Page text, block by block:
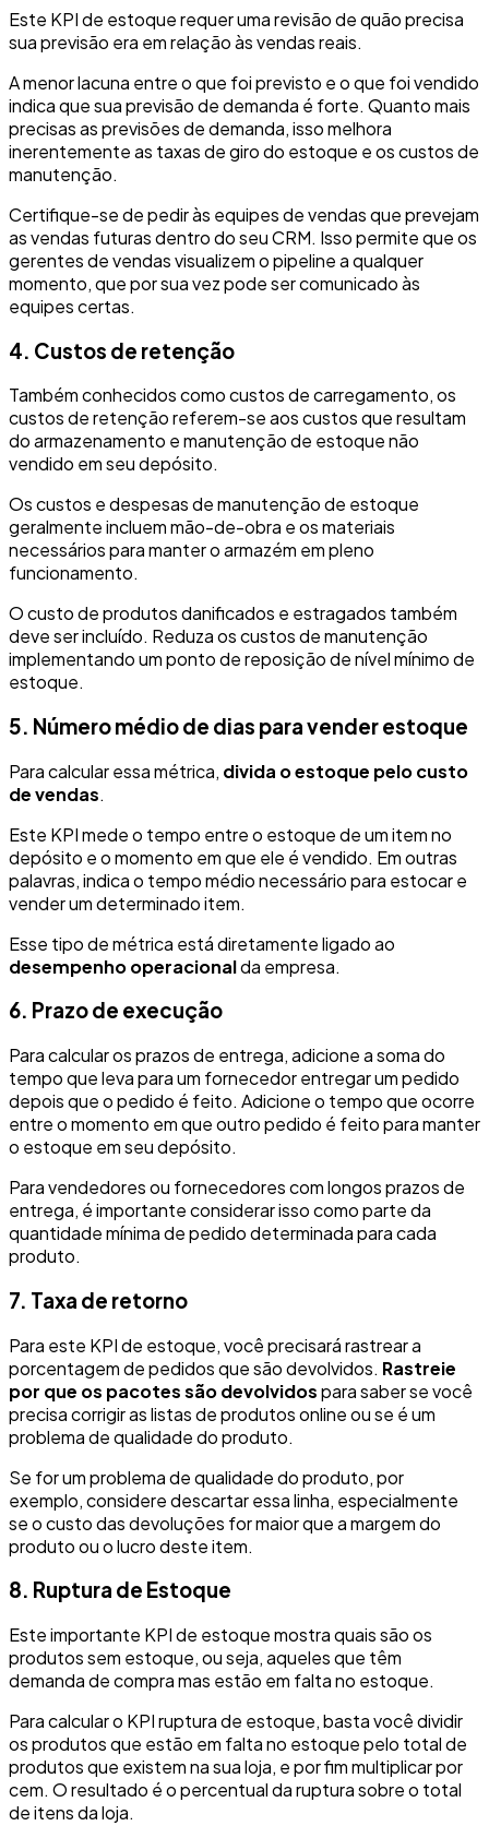
Este KPI de estoque requer uma revisão de quão precisa
sua previsão era em relação às vendas reais.
A menor lacuna entre o que foi previsto e o que foi vendido
indica que sua previsão de demanda é forte. Quanto mais
precisas as previsões de demanda, isso melhora
inerentemente as taxas de giro do estoque e os custos de
manutenção.
Certifique-se de pedir às equipes de vendas que prevejam
as vendas futuras dentro do seu CRM. Isso permite que os
gerentes de vendas visualizem o pipeline a qualquer
momento, que por sua vez pode ser comunicado às
equipes certas.
4. Custos de retenção
Também conhecidos como custos de carregamento, os
custos de retenção referem-se aos custos que resultam
do armazenamento e manutenção de estoque não
vendido em seu depósito.
Os custos e despesas de manutenção de estoque
geralmente incluem mão-de-obra e os materiais
necessários para manter o armazém em pleno
funcionamento.
O custo de produtos danificados e estragados também
deve ser incluído. Reduza os custos de manutenção
implementando um ponto de reposição de nível mínimo de
estoque.
5. Número médio de dias para vender estoque
Para calcular essa métrica, divida o estoque pelo custo
de vendas.
Este KPI mede o tempo entre o estoque de um item no
depósito e o momento em que ele é vendido. Em outras
palavras, indica o tempo médio necessário para estocar e
vender um determinado item.
Esse tipo de métrica está diretamente ligado ao
desempenho operacionalda empresa.
6. Prazo de execução
Para calcular os prazos de entrega, adicione a soma do
tempo que leva para um fornecedor entregar um pedido
depois que o pedido é feito. Adicione o tempo que ocorre
entre o momento em que outro pedido é feito para manter
o estoque em seu depósito.
Para vendedores ou fornecedores com longos prazos de
entrega, é importante considerar isso como parte da
quantidade mínima de pedido determinada para cada
produto.
7. Taxa de retorno
Para este KPI de estoque, você precisará rastrear a
porcentagem de pedidos que são devolvidos. Rastreie
por que os pacotes são devolvidospara saber se você
precisa corrigir as listas de produtos online ou se é um
problema de qualidade do produto.
Se for um problema de qualidade do produto, por
exemplo, considere descartar essa linha, especialmente
se o custo das devoluções for maior que a margem do
produto ou o lucro deste item.
8. Ruptura de Estoque
Este importante KPI de estoque mostra quais são os
produtos sem estoque, ou seja, aqueles que têm
demanda de compra mas estão em falta no estoque.
Para calcular o KPI ruptura de estoque, basta você dividir
os produtos que estão em falta no estoque pelo total de
produtos que existem na sua loja, e por fim multiplicar por
cem. O resultado é o percentual da ruptura sobre o total
de itens da loja.